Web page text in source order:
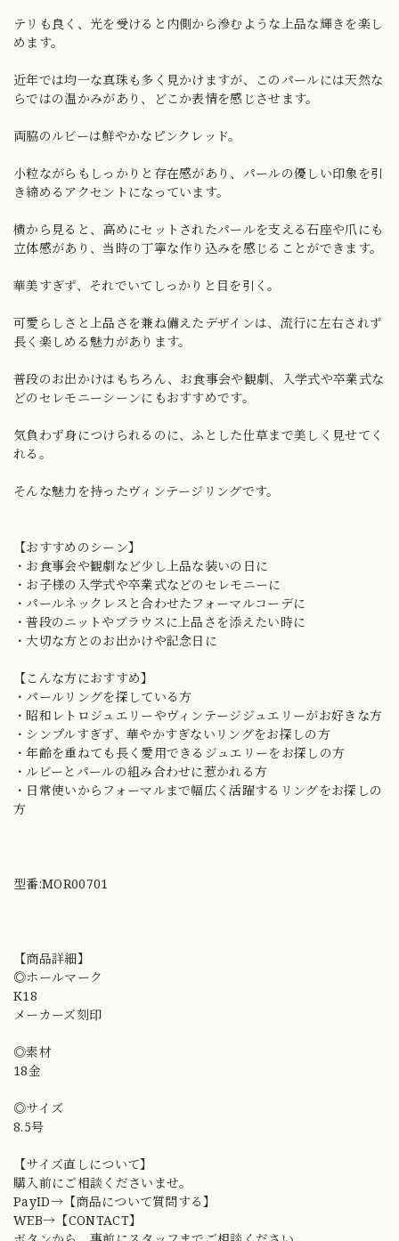
テリも良く、光を受けると内側から滲むような上品な輝きを楽し
めます。
近年では均一な真珠も多く見かけますが、このパールには天然な
らではの温かみがあり、どこか表情を感じさせます。
両脇のルビーは鮮やかなピンクレッド。
小粒ながらもしっかりと存在感があり、パールの優しい印象を引
き締めるアクセントになっています。
横から見ると、高めにセットされたパールを支える石座や爪にも
立体感があり、当時の丁寧な作り込みを感じることができます。
華美すぎず、それでいてしっかりと目を引く。
可愛らしさと上品さを兼ね備えたデザインは、流行に左右されず
長く楽しめる魅力があります。
普段のお出かけはもちろん、お食事会や観劇、入学式や卒業式な
どのセレモニーシーンにもおすすめです。
気負わず身につけられるのに、ふとした仕草まで美しく見せてく
れる。
そんな魅力を持ったヴィンテージリングです。
【おすすめのシーン】
・お食事会や観劇など少し上品な装いの日に
・お子様の入学式や卒業式などのセレモニーに
・パールネックレスと合わせたフォーマルコーデに
・普段のニットやブラウスに上品さを添えたい時に
・大切な方とのお出かけや記念日に
【こんな方におすすめ】
・パールリングを探している方
・昭和レトロジュエリーやヴィンテージジュエリーがお好きな方
・シンプルすぎず、華やかすぎないリングをお探しの方
・年齢を重ねても長く愛用できるジュエリーをお探しの方
・ルビーとパールの組み合わせに惹かれる方
・日常使いからフォーマルまで幅広く活躍するリングをお探しの
方
型番:MOR00701
【商品詳細】
◎ホールマーク
K18
メーカーズ刻印
◎素材
18金
◎サイズ
8.5号
【サイズ直しについて】
購入前にご相談くださいませ。
PayID→【商品について質問する】
WEB→【CONTACT】